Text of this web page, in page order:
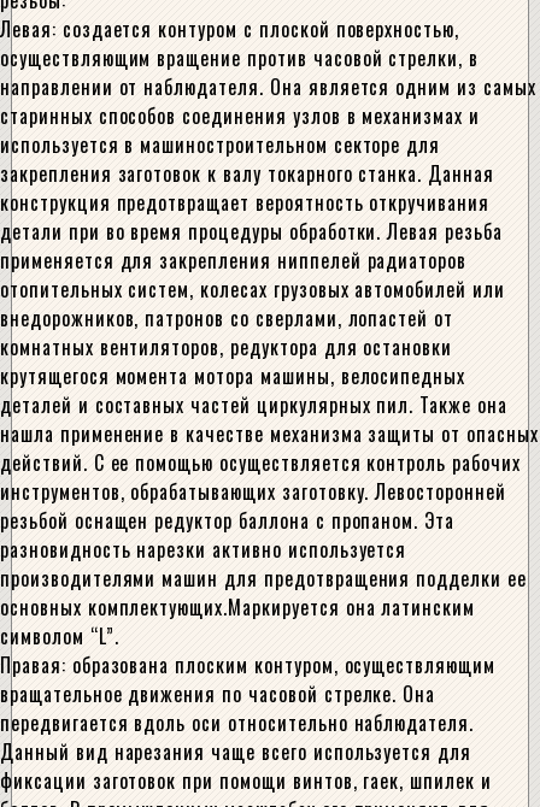
Левая: создается контуром с плоской поверхностью,
осуществляющим вращение против часовой стрелки, в
направлении от наблюдателя. Она является одним из самых
старинных способов соединения узлов в механизмах и
используется в машиностроительном секторе для
закрепления заготовок к валу токарного станка. Данная
конструкция предотвращает вероятность откручивания
детали при во время процедуры обработки. Левая резьба
применяется для закрепления ниппелей радиаторов
отопительных систем, колесах грузовых автомобилей или
внедорожников, патронов со сверлами, лопастей от
комнатных вентиляторов, редуктора для остановки
крутящегося момента мотора машины, велосипедных
деталей и составных частей циркулярных пил. Также она
нашла применение в качестве механизма защиты от опасных
действий. С ее помощью осуществляется контроль рабочих
инструментов, обрабатывающих заготовку. Левосторонней
резьбой оснащен редуктор баллона с пропаном. Эта
разновидность нарезки активно используется
производителями машин для предотвращения подделки ее
основных комплектующих.Маркируется она латинским
символом “L”.
Правая: образована плоским контуром, осуществляющим
вращательное движения по часовой стрелке. Она
передвигается вдоль оси относительно наблюдателя.
Данный вид нарезания чаще всего используется для
фиксации заготовок при помощи винтов, гаек, шпилек и